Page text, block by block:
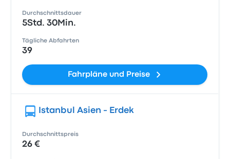
Durchschnittsdauer
5Std. 30Min.
Tägliche Abfahrten
39
Fahrpläne und Preise
Istanbul Asien - Erdek
Durchschnittspreis
26 €